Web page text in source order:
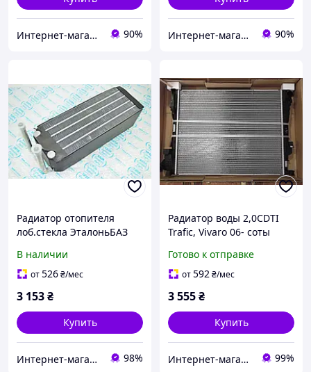
Интернет-магазин Prokuzov 90% Интернет-магазин Prokuzov 90%
Радиатор отопителя
лоб.стекла ЭталоньБАЗ
Индия
В наличии
от526₴/мес
3 153₴
Купить
Интернет-магазин "Авто-рессора" 98%
Радиатор воды 2,0CDTI
Trafic, Vivaro 06- соты
Готово к отправке
от592₴/мес
3 555₴
Купить
Интернет-магазин БУСИК 99%